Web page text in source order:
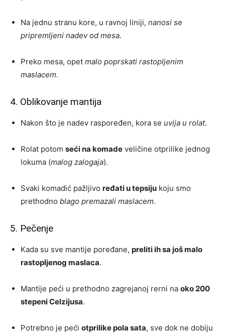
Na jednu stranu kore, u ravnoj liniji, nanosi se
pripremljeni nadev od mesa.
Preko mesa, opet malo poprskati rastopljenim
maslacem.
4. Oblikovanje mantija
Nakon što je nadev raspoređen, kora se uvija u rolat.
Rolat potom seći na komade veličine otprilike jednog
lokuma (malog zalogaja).
Svaki komadić pažljivo ređati u tepsiju koju smo
prethodno blago premazali maslacem.
5. Pečenje
Kada su sve mantije poređane, preliti ih sa još malo
rastopljenog maslaca.
Mantije peći u prethodno zagrejanoj rerni na oko 200
stepeni Celzijusa.
Potrebno je peći otprilike pola sata, sve dok ne dobiju